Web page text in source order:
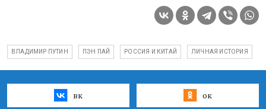
ВЛАДИМИР ПУТИН ПЭН ПАЙ РОССИЯ И КИТАЙ ЛИЧНАЯ ИСТОРИЯ
вк ок